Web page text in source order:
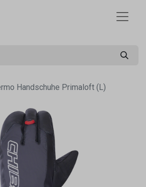
Handschuhe Primaloft (L)